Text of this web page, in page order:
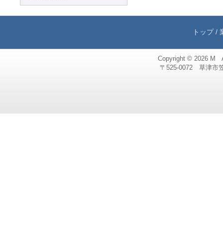
トップ/
Copyright © 2026 M
〒525-0072 草津市